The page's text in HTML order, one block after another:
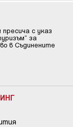
с указ
за
в Съдинените